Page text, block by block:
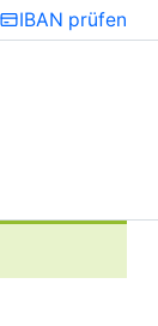
IBAN prüfen